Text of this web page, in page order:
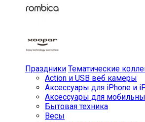
Праздники Тематические
Action и USB веб камеры
Аксессуары для iPhone и
Аксессуары для
Бытовая техника
Весы